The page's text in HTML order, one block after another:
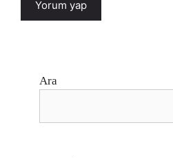
Ara